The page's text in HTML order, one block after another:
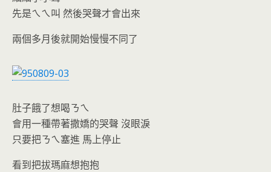
先是ㄟㄟ叫 然後哭聲才會出來
兩個多月後就開始慢慢不同了
肚子餓了想喝ㄋㄟ
會用一種帶著撒嬌的哭聲 沒眼淚
只要把ㄋㄟ塞進 馬上停止
看到把拔瑪麻想抱抱